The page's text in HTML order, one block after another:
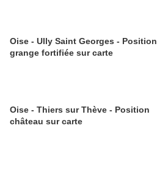
Oise - Ully Saint Georges - Position
grange fortifiée sur carte
Oise - Thiers sur Thève - Position
château sur carte